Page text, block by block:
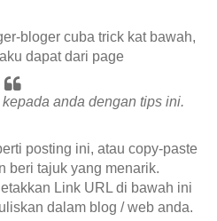
bloger cuba trick kat bawah,
dapat dari page
anda dengan tips ini.
posting ini, atau copy-paste
beri tajuk yang menarik.
Link URL di bawah ini
dalam blog / web anda.